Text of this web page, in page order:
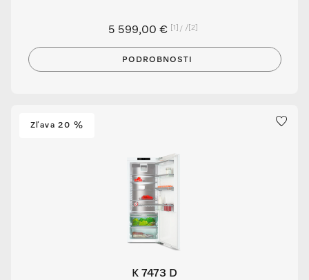
5 599,00 € [1] / [2]
PODROBNOSTI
Zľava 20 %
K 7473 D